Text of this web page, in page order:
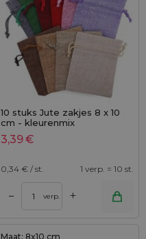
10 stuks Jute zakjes 8 x 10
cm - kleurenmix
3,39€
0,34 € / st. 1 verp. = 10 st.
– verp. +
Maat: 8x10 cm